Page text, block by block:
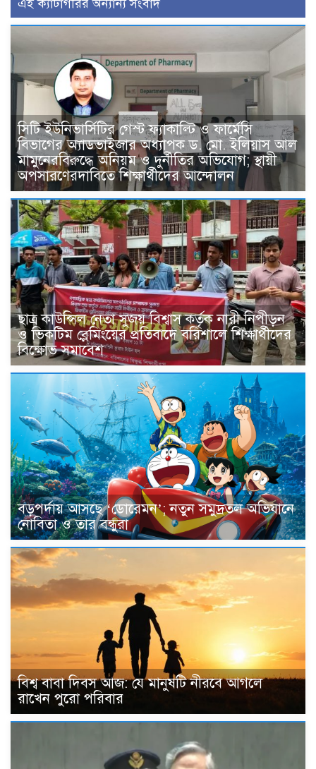
এই ক্যাটাগরির অন্যান্য সংবাদ
সিটি ইউনিভার্সিটির গেস্ট ফ্যাকাল্টি ও ফার্মেসি
বিভাগের অ্যাডভাইজার অধ্যাপক ড. মো. ইলিয়াস আল
মামুনেরবিরুদ্ধে অনিয়ম ও দুর্নীতির অভিযোগ; স্থায়ী
অপসারণেরদাবিতে শিক্ষার্থীদের আন্দোলন
​ছাত্র কাউন্সিল নেতা সুজয় বিশ্বাস কর্তৃক নারী নিপীড়ন
ও ভিকটিম ব্লেমিংয়ের প্রতিবাদে বরিশালে শিক্ষার্থীদের
বিক্ষোভ সমাবেশ
বড়পর্দায় আসছে ‘ডোরেমন’; নতুন সমুদ্রতল অভিযানে
নোবিতা ও তার বন্ধুরা
বিশ্ব বাবা দিবস আজ: যে মানুষটি নীরবে আগলে
রাখেন পুরো পরিবার